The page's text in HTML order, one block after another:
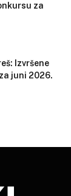
za
Izvršene
juni 2026.